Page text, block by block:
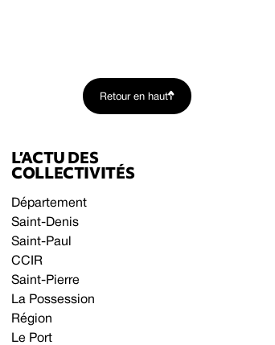
Retour en haut
L’ACTU DES
COLLECTIVITÉS
Département
Saint-Denis
Saint-Paul
CCIR
Saint-Pierre
La Possession
Région
Le Port